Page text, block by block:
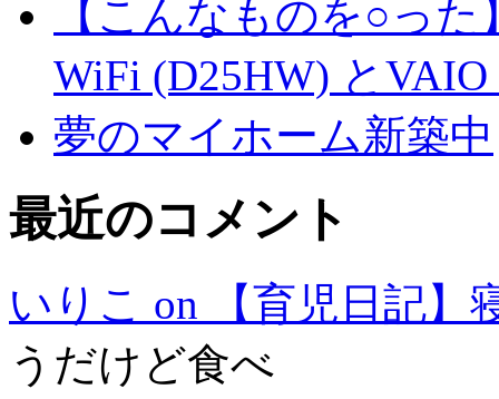
【こんなものを○っ
WiFi (D25HW) とVAIO
夢のマイホーム新築中
最近のコメント
いりこ on 【育児日記】
うだけど食べ